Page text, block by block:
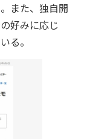
また、独自開
好みに応じ
る。